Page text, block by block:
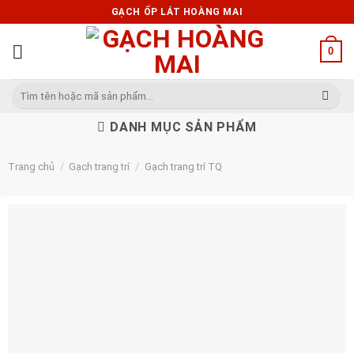
to
content
GẠCH ỐP LÁT HOÀNG MAI
0
Tìm
DANH MỤC SẢN PHẨM
Trang chủ / Gạch trang trí / Gạch trang trí TQ